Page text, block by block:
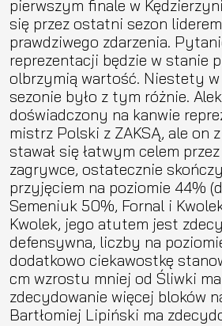
pierwszym finale w
się przez ostatni sezon
prawdziwego zdarzenia.
reprezentacji będzie w stanie
olbrzymią wartość. Niestety
sezonie było z tym różnie.
doświadczony na kanwie
mistrz Polski z ZAKSĄ, ale on
stawał się łatwym celem
zagrywce, ostatecznie
przyjęciem na poziomie 44%
Semeniuk 50%, Fornal i
Kwolek, jego atutem jest
defensywna, liczby na
dodatkowo ciekawostkę
cm wzrostu mniej od Śliwki
zdecydowanie więcej bloków
Bartłomiej Lipiński ma